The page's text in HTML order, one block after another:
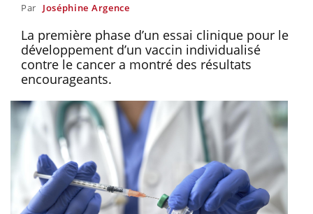
Par Joséphine Argence
La première phase d’un essai clinique pour le
développement d’un vaccin individualisé
contre le cancer a montré des résultats
encourageants.